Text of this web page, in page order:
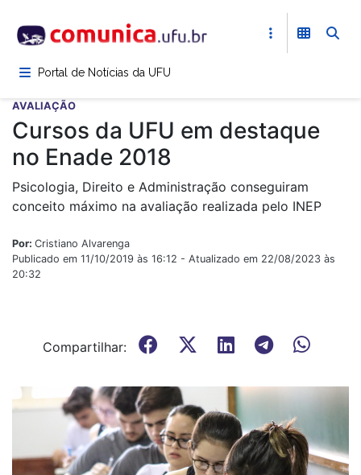
para
conteúdoPortal de Notícias da UFU
AVALIAÇÃO
Cursos da UFU em destaque
no Enade 2018
Psicologia, Direito e Administração conseguiram
conceito máximo na avaliação realizada pelo INEP
Por: Cristiano Alvarenga
Publicado em 11/10/2019 às 16:12 - Atualizado em 22/08/2023 às
20:32
Compartilhar: